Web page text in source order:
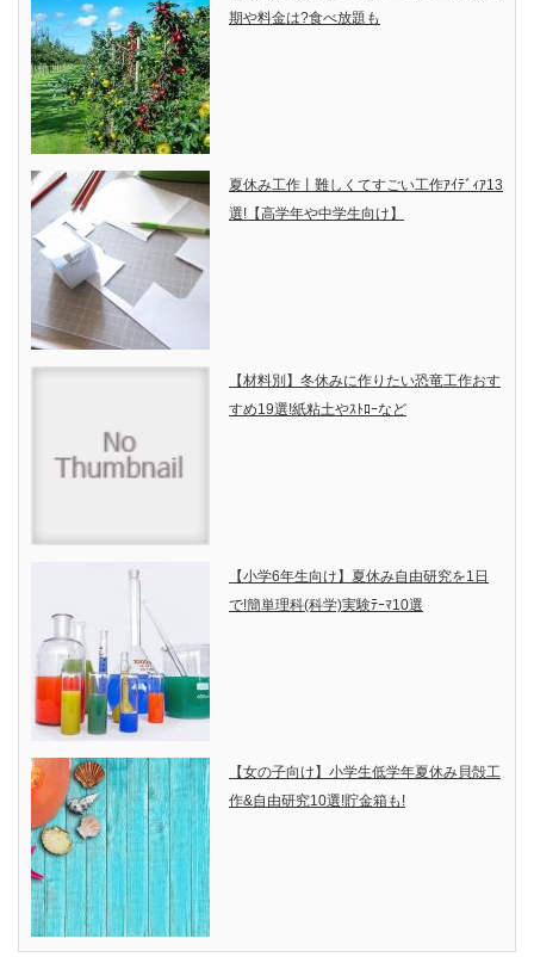
期や料金は?食べ放題も
夏休み工作丨難しくてすごい工作ｱｲﾃﾞｨｱ13
選!【高学年や中学生向け】
【材料別】冬休みに作りたい恐竜工作おす
すめ19選!紙粘土やｽﾄﾛｰなど
【小学6年生向け】夏休み自由研究を1日
で!簡単理科(科学)実験ﾃｰﾏ10選
【女の子向け】小学生低学年夏休み貝殻工
作&自由研究10選!貯金箱も!